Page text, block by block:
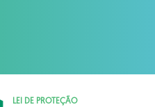
LEI DE PROTEÇÃO